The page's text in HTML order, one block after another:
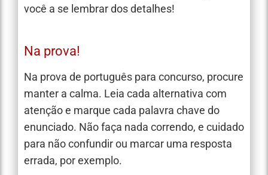
você a se lembrar dos detalhes!
Na prova!
Na prova de português para concurso, procure
manter a calma. Leia cada alternativa com
atenção e marque cada palavra chave do
enunciado. Não faça nada correndo, e cuidado
para não confundir ou marcar uma resposta
errada, por exemplo.